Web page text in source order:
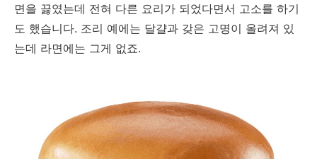
면을 끓였는데 전혀 다른 요리가 되었다면서 고소를 하기
도 했습니다. 조리 예에는 달걀과 갖은 고명이 올려져 있
는데 라면에는 그게 없죠.